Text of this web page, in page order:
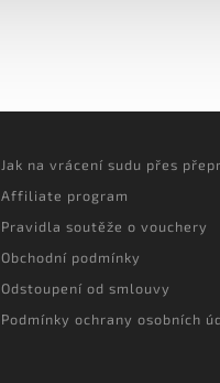
Jak na vrácení sudu přes
Affiliate program
Pravidla soutěže o vouchery
Obchodní podmínky
Odstoupení od smlouvy
Podmínky ochrany osobních